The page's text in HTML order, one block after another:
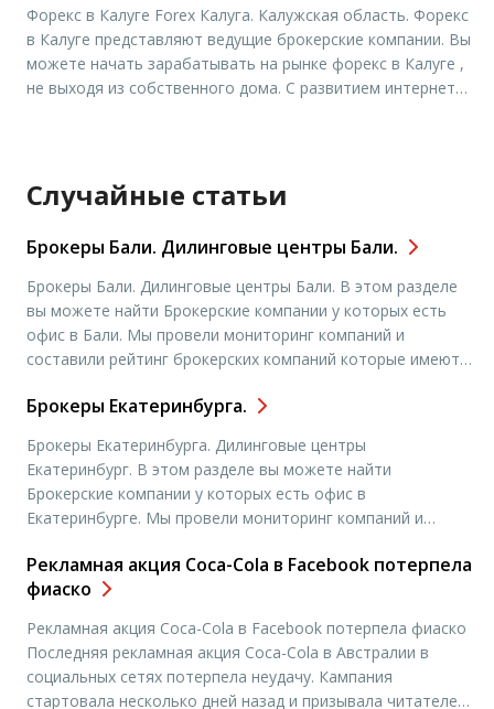
Форекс в Калуге Forex Калуга. Калужская область. Форекс
в Калуге представляют ведущие брокерские компании. Вы
можете начать зарабатывать на рынке форекс в Калуге ,
не выходя из собственного дома. С развитием интернета
освоить профессию трейдера , […]
Случайные статьи
Брокеры Бали. Дилинговые центры Бали.
Брокеры Бали. Дилинговые центры Бали. В этом разделе
вы можете найти Брокерские компании у которых есть
офис в Бали. Мы провели мониторинг компаний и
составили рейтинг брокерских компаний которые имеют
офисов и контактные данные, вам необходимо выбрать
попадете на […]
Брокеры Екатеринбурга.
Брокеры Екатеринбурга. Дилинговые центры
Екатеринбург. В этом разделе вы можете найти
Брокерские компании у которых есть офис в
Екатеринбурге. Мы провели мониторинг компаний и
офисы в городе Екатеринбург. Чтобы подробнее узнать
адреса офисов и контактные данные, вам необходимо
Вы попадете на […]
Рекламная акция Coca-Cola в Facebook потерпела
фиаско
Рекламная акция Coca-Cola в Facebook потерпела фиаско
Последняя рекламная акция Coca-Cola в Австралии в
социальных сетях потерпела неудачу. Кампания
стартовала несколько дней назад и призывала читателей